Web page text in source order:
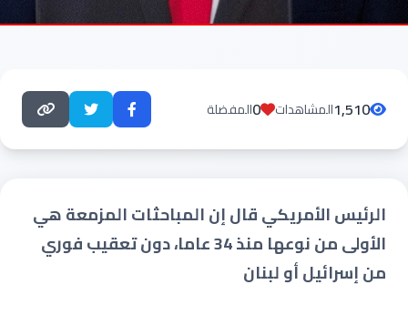
1,510المشاهدات 0المفضلة
الرئيس الأمريكي قال إن المباحثات المزمعة هي
الأولى من نوعها منذ 34 عاما، دون تعقيب فوري
من إسرائيل أو لبنان